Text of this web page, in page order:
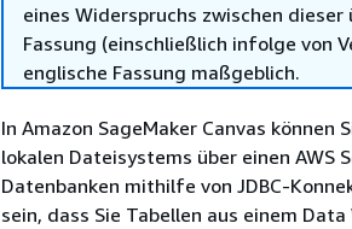
eines Widerspruchs zwischen
Fassung (einschließlich infolge von
englische Fassung maßgeblich.
In Amazon SageMaker Canvas
lokalen Dateisystems über einen AWS
Datenbanken mithilfe von JDBC-
sein, dass Sie Tabellen aus einem